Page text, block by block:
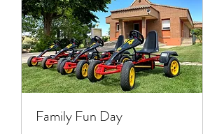
Family Fun Day